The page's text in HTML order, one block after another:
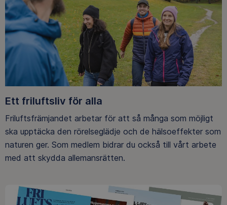
Ett friluftsliv för alla
Friluftsfrämjandet arbetar för att så många som möjligt
ska upptäcka den rörelseglädje och de hälsoeffekter som
naturen ger. Som medlem bidrar du också till vårt arbete
med att skydda allemansrätten.